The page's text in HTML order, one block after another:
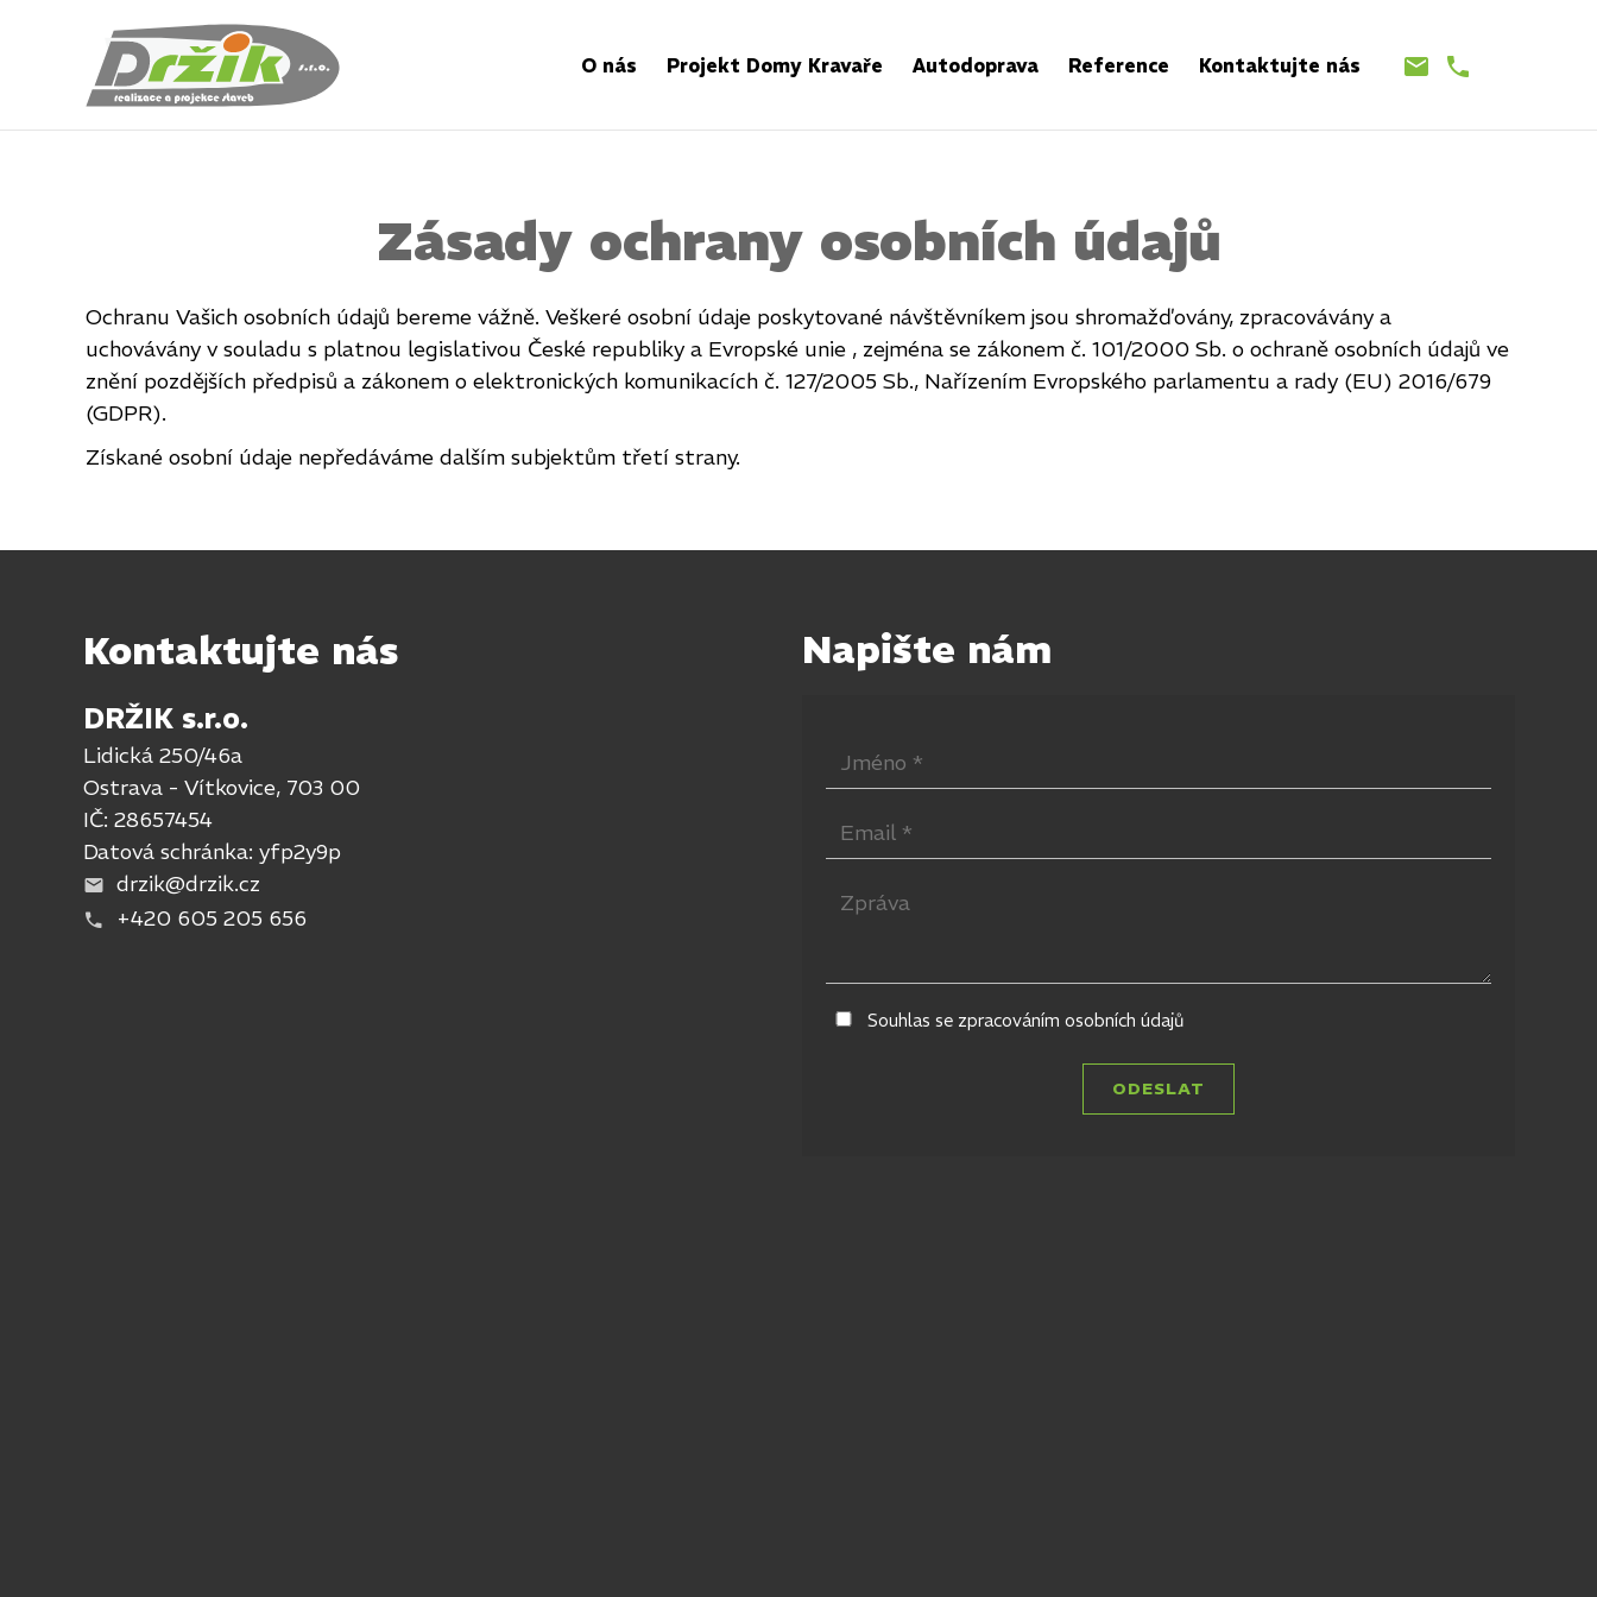
O nás Projekt Domy Kravaře Autodoprava Reference Kontaktujte nás
Zásady ochrany osobních údajů
Ochranu Vašich osobních údajů bereme vážně. Veškeré osobní údaje poskytované návštěvníkem jsou shromažďovány, zpracovávány a
uchovávány v souladu s platnou legislativou České republiky a Evropské unie , zejména se zákonem č. 101/2000 Sb. o ochraně osobních údajů ve
znění pozdějších předpisů a zákonem o elektronických komunikacích č. 127/2005 Sb., Nařízením Evropského parlamentu a rady (EU) 2016/679
(GDPR).
Získané osobní údaje nepředáváme dalším subjektům třetí strany.
Kontaktujte nás
DRŽIK s.r.o.
Lidická 250/46a
Ostrava - Vítkovice, 703 00
IČ: 28657454
Datová schránka: yfp2y9p
drzik@drzik.cz
+420 605 205 656
Napište nám
Souhlas se zpracováním osobních údajů